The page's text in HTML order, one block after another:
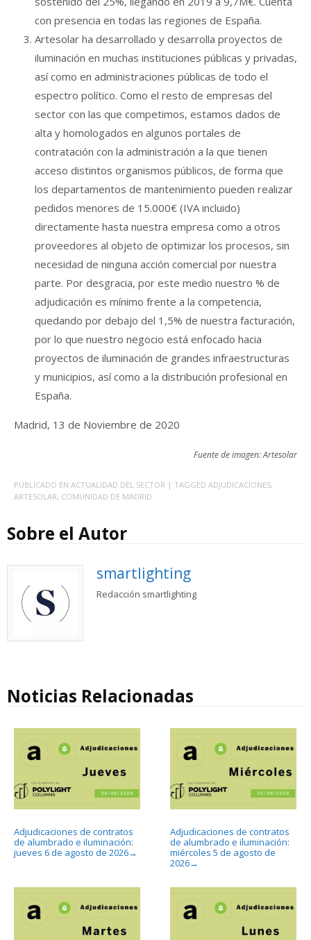
con presencia en todas las regiones de España.
Artesolar ha desarrollado y desarrolla proyectos de
iluminación en muchas instituciones públicas y privadas,
así como en administraciones públicas de todo el
espectro político. Como el resto de empresas del
sector con las que competimos, estamos dados de
alta y homologados en algunos portales de
contratación con la administración a la que tienen
acceso distintos organismos públicos, de forma que
los departamentos de mantenimiento pueden realizar
pedidos menores de 15.000€ (IVA incluido)
directamente hasta nuestra empresa como a otros
proveedores al objeto de optimizar los procesos, sin
necesidad de ninguna acción comercial por nuestra
parte. Por desgracia, por este medio nuestro % de
adjudicación es mínimo frente a la competencia,
quedando por debajo del 1,5% de nuestra facturación,
por lo que nuestro negocio está enfocado hacia
proyectos de iluminación de grandes infraestructuras
y municipios, así como a la distribución profesional en
España.
Madrid, 13 de Noviembre de 2020
Fuente de imagen: Artesolar
PUBLICADO EN ACTUALIDAD DEL SECTOR | TAGGED ADJUDICACIONES,
ARTESOLAR, COMUNIDAD DE MADRID
Sobre el Autor
smartlighting
Redacción smartlighting
Noticias Relacionadas
Adjudicaciones de contratos
de alumbrado e iluminación:
jueves 6 de agosto de 2026→
Adjudicaciones de contratos
de alumbrado e iluminación:
miércoles 5 de agosto de
2026→